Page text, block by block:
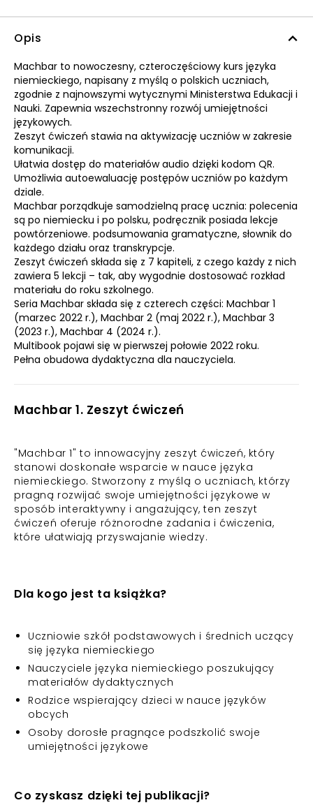
Opis
Machbar to nowoczesny, czteroczęściowy kurs języka
niemieckiego, napisany z myślą o polskich uczniach,
zgodnie z najnowszymi wytycznymi Ministerstwa Edukacji i
Nauki. Zapewnia wszechstronny rozwój umiejętności
językowych.
Zeszyt ćwiczeń stawia na aktywizację uczniów w zakresie
komunikacji.
Ułatwia dostęp do materiałów audio dzięki kodom QR.
Umożliwia autoewaluację postępów uczniów po każdym
dziale.
Machbar porządkuje samodzielną pracę ucznia: polecenia
są po niemiecku i po polsku, podręcznik posiada lekcje
powtórzeniowe. podsumowania gramatyczne, słownik do
każdego działu oraz transkrypcje.
Zeszyt ćwiczeń składa się z 7 kapiteli, z czego każdy z nich
zawiera 5 lekcji – tak, aby wygodnie dostosować rozkład
materiału do roku szkolnego.
Seria Machbar składa się z czterech części: Machbar 1
(marzec 2022 r.), Machbar 2 (maj 2022 r.), Machbar 3
(2023 r.), Machbar 4 (2024 r.).
Multibook pojawi się w pierwszej połowie 2022 roku.
Pełna obudowa dydaktyczna dla nauczyciela.
Machbar 1. Zeszyt ćwiczeń
"Machbar 1" to innowacyjny zeszyt ćwiczeń, który
stanowi doskonałe wsparcie w nauce języka
niemieckiego. Stworzony z myślą o uczniach, którzy
pragną rozwijać swoje umiejętności językowe w
sposób interaktywny i angażujący, ten zeszyt
ćwiczeń oferuje różnorodne zadania i ćwiczenia,
które ułatwiają przyswajanie wiedzy.
Dla kogo jest ta książka?
Uczniowie szkół podstawowych i średnich uczący
się języka niemieckiego
Nauczyciele języka niemieckiego poszukujący
materiałów dydaktycznych
Rodzice wspierający dzieci w nauce języków
obcych
Osoby dorosłe pragnące podszkolić swoje
umiejętności językowe
Co zyskasz dzięki tej publikacji?